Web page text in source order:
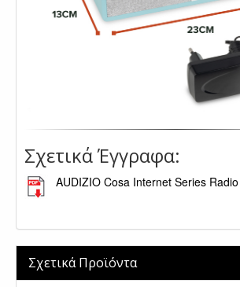
Σχετικά Έγγραφα:
AUDIZIO Cosa Internet Series
Σχετικά Προϊόντα